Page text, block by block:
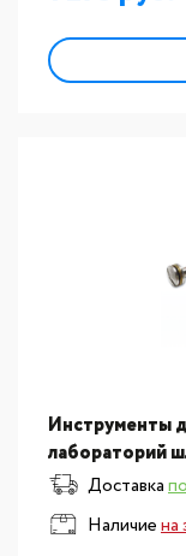
Инструменты
лабораторий
для керамики
Доставка
Наличиена